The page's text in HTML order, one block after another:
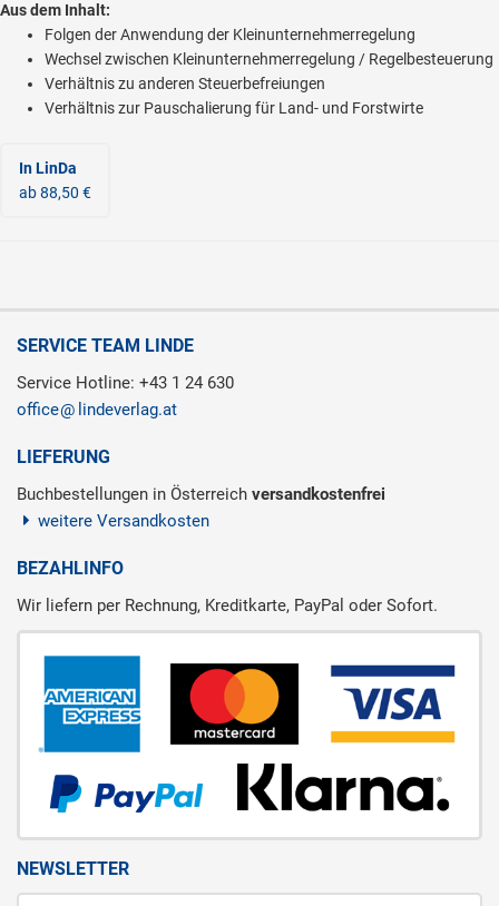
Aus dem Inhalt:
Folgen der Anwendung der Kleinunternehmerregelung
Wechsel zwischen Kleinunternehmerregelung / Regelbesteuerung
Verhältnis zu anderen Steuerbefreiungen
Verhältnis zur Pauschalierung für Land- und Forstwirte
In LinDa
ab 88,50 €
SERVICE TEAM LINDE
Service Hotline: +43 1 24 630
office
lindeverlag.at
LIEFERUNG
Buchbestellungen in Österreich versandkostenfrei
weitere Versandkosten
BEZAHLINFO
Wir liefern per Rechnung, Kreditkarte, PayPal oder Sofort.
NEWSLETTER